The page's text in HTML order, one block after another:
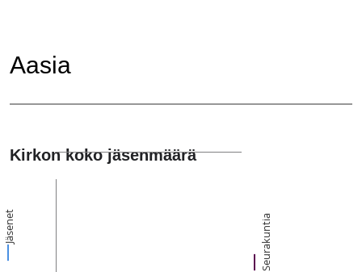
Aasia
Kirkon koko jäsenmäärä
Jäsenet Seurakuntia